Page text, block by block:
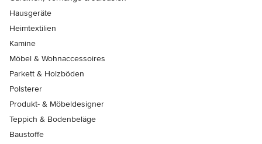
Hausgeräte
Heimtextilien
Kamine
Möbel & Wohnaccessoires
Parkett & Holzböden
Polsterer
Produkt- & Möbeldesigner
Teppich & Bodenbeläge
Baustoffe